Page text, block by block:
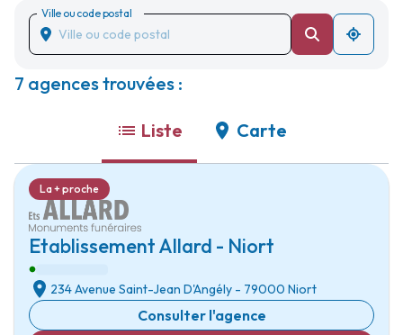
Ville ou code postal
7 agences trouvées :
Liste Carte
Etablissement Allard - Niort
La + proche
234 Avenue Saint-Jean D'Angély - 79000 Niort
Consulter l'agence